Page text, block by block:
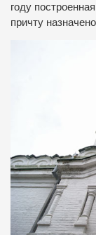
году
причту